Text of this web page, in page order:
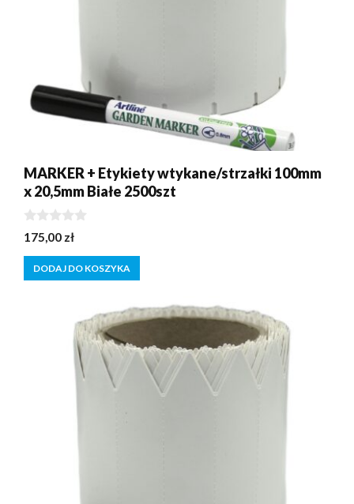
MARKER + Etykiety wtykane/strzałki 100mm
x 20,5mm Białe 2500szt
0
z
5
175,00 zł
DODAJ DO KOSZYKA